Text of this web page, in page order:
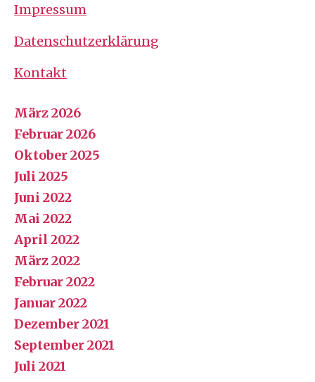
Impressum
Datenschutzerklärung
Kontakt
März 2026
Februar 2026
Oktober 2025
Juli 2025
Juni 2022
Mai 2022
April 2022
März 2022
Februar 2022
Januar 2022
Dezember 2021
September 2021
Juli 2021